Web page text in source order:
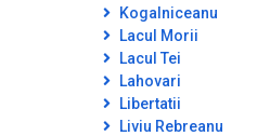
Kogalniceanu
Lacul Morii
Lacul Tei
Lahovari
Libertatii
Liviu Rebreanu